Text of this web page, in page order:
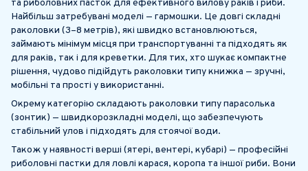
та риболовних пасток для ефективного вилову раків і риби.
Найбільш затребувані моделі — гармошки. Це довгі складні
раколовки (3–8 метрів), які швидко встановлюються,
займають мінімум місця при транспортуванні та підходять як
для раків, так і для креветки. Для тих, хто шукає компактне
рішення, чудово підійдуть раколовки типу книжка — зручні,
мобільні та прості у використанні.
Окрему категорію складають раколовки типу парасолька
(зонтик) — швидкорозкладні моделі, що забезпечують
стабільний улов і підходять для стоячої води.
Також у наявності верші (ятері, вентері, кубарі) — професійні
риболовні пастки для ловлі карася, коропа та іншої риби. Вони